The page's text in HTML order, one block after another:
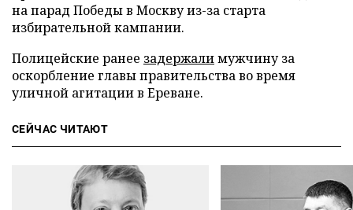
на парад Победы в Москву из-за старта
избирательной кампании.
Полицейские ранее задержалимужчину за
оскорбление главы правительства во время
уличной агитации в Ереване.
СЕЙЧАС ЧИТАЮТ